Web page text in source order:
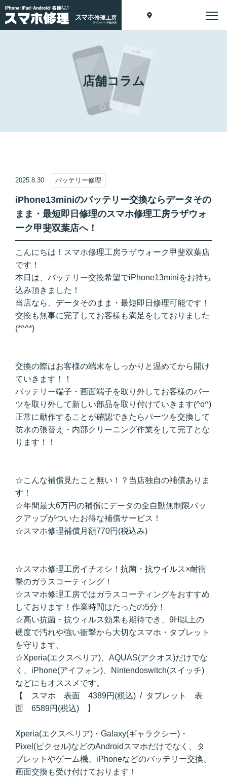
店舗コラム
2025.8.30 バッテリー修理
iPhone13miniのバッテリー交換ならデータその
まま・最短即日修理のスマホ修理工房ラザウォ
ーク甲斐双葉店へ！
こんにちは！スマホ修理工房ラザウォーク甲斐双葉店
です！
本日は、バッテリー交換希望でiPhone13miniをお持ち
込み頂きました！
当店なら、データそのまま・最短即日修理可能です！
交換も無事に完了してお客様も満足をしておりました
(*^^*)
交換の際はお客様の端末をしっかりと温めてから開け
ていきます！！
バッテリー端子・画面端子を取り外してお客様のパー
ツを取り外して新しい部品を取り付けていきます(^o^)
正常に動作することが確認できたらパーツを交換して
防水の張替え・内部クリーニング作業をして完了とな
ります！！
☆こんな補償見たこと無い！？当店独自の補償ありま
す！
☆年間最大6万円の補償にデータの全自動無制限バッ
クアップがついたお得な補償サービス！
☆スマホ修理補償月額770円(税込み)
☆スマホ修理工房イチオシ！抗菌・抗ウイルス×耐衝
撃のガラスコーティング！
☆スマホ修理工房ではガラスコーティングをおすすめ
しております！作業時間はたったの5分！
☆高い抗菌・抗ウィルス効果も期待でき、9H以上の
硬度で汚れや強い衝撃から大切なスマホ・タブレット
を守ります。
☆Xperia(エクスペリア)、AQUAS(アクオス)だけでな
く、iPhone(アイフォン)、Nintendoswitch(スイッチ)
などにもオススメです。
【 スマホ 表面 4389円(税込) / タブレット 表
面 6589円(税込) 】
Xperia(エクスペリア)・Galaxy(ギャラクシー)・
Pixel(ピクセル)などのAndroidスマホだけでなく、タ
ブレットやゲーム機、iPhoneなどのバッテリー交換、
画面交換も受け付けております！